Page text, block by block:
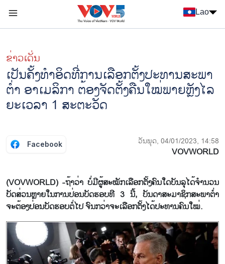
Lao
ຂ່າວເດັ່ນ
ເປັນ​ຄັ້ງ​ທຳ​ອິດ​ທີ່ການ​ເລືອກ​ຕັ້ງ​ປະ​ທານ​ສະ​ພາ​
ຕ່ຳ ອາ​ເມ​ລິ​ກາ ​ຕ້ອງ​ຈັດ​ຕັ້ງ​ຄືນໃໝ່ພາຍຫຼັງ​ໄລ​
ຍະ​ເວ​ລາ 1 ສະ​ຕະ​ວັດ
Facebook ວັນພຸດ, 04/01/2023, 14:58
VOVWORLD
(VOVWORLD) -ຖ້າວ່າ ບໍ່ມີຜູ້ສະໝັກເລືອກຕັ້ງຄົນໃດບັນລຸໄດ້ຈຳນວນ
ບັດສ່ວນຫຼາຍໃນການປ່ອນບັດຮອບທີ 3 ນີ້, ບັນດາສະມາຊິກສະພາຕ່ຳ
ຈະຕ້ອງປ່ອນບັດຮອບຕໍ່ໄປ ຈົນກວ່າຈະເລືອກຕັ້ງໄດ້ປະທານຄົນໃໝ່.